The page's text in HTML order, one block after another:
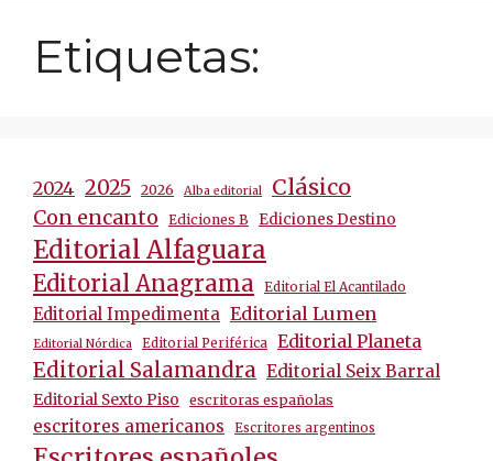
Etiquetas:
2024 2025 2026 Alba editorial Clásico
Con encanto Ediciones B Ediciones Destino
Editorial Alfaguara
Editorial Anagrama Editorial El Acantilado
Editorial Impedimenta Editorial Lumen
Editorial Nórdica Editorial Periférica Editorial Planeta
Editorial Salamandra Editorial Seix Barral
Editorial Sexto Piso escritoras españolas
escritores americanos Escritores argentinos